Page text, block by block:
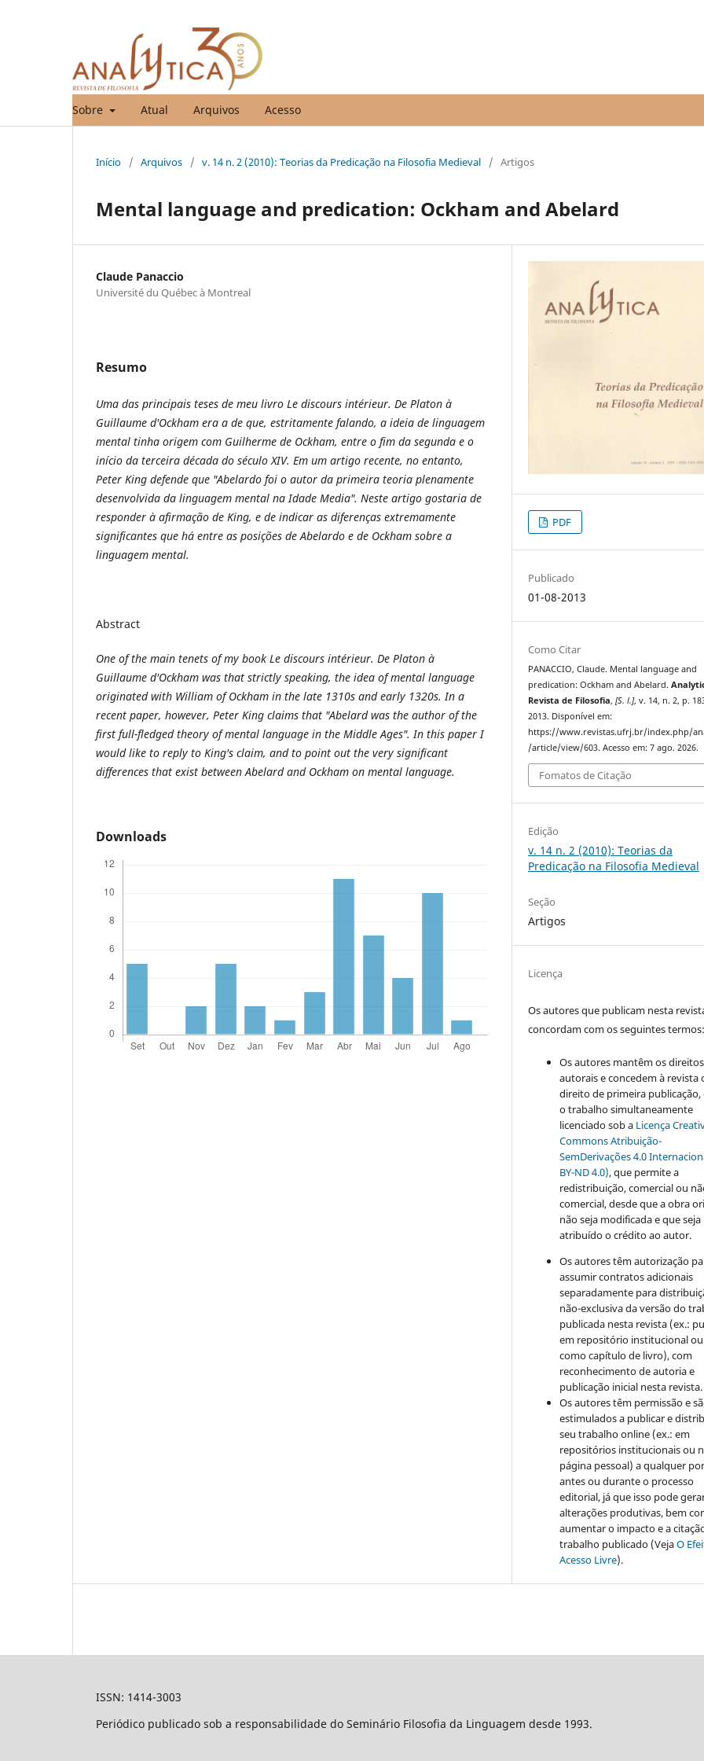
Sobre Atual Arquivos Acesso
Início / Arquivos / v. 14 n. 2 (2010): Teorias da Predicação na Filosofia Medieval / Artigos
Mental language and predication: Ockham and Abelard
Claude Panaccio
Université du Québec à Montreal
Resumo
Uma das principais teses de meu livro Le discours intérieur. De Platon à
Guillaume d'Ockham era a de que, estritamente falando, a ideia de linguagem
mental tinha origem com Guilherme de Ockham, entre o fim da segunda e o
início da terceira década do século XIV. Em um artigo recente, no entanto,
Peter King defende que "Abelardo foi o autor da primeira teoria plenamente
desenvolvida da linguagem mental na Idade Media". Neste artigo gostaria de
responder à afirmação de King, e de indicar as diferenças extremamente
significantes que há entre as posições de Abelardo e de Ockham sobre a
linguagem mental.
Abstract
One of the main tenets of my book Le discours intérieur. De Platon à
Guillaume d'Ockham was that strictly speaking, the idea of mental language
originated with William of Ockham in the late 1310s and early 1320s. In a
recent paper, however, Peter King claims that "Abelard was the author of the
first full-fledged theory of mental language in the Middle Ages". In this paper I
would like to reply to King's claim, and to point out the very significant
differences that exist between Abelard and Ockham on mental language.
Downloads
PDF
Publicado
01-08-2013
Como Citar
PANACCIO, Claude. Mental language and
predication: Ockham and Abelard.
Revista de Filosofia,[S. l.], v. 14, n. 2, p.
2013. Disponível em:
https://www.revistas.ufrj.br/index.php/
/article/view/603. Acesso em: 7 ago. 2026.
Fomatos de Citação
Edição
v. 14 n. 2 (2010): Teorias da
Predicação na Filosofia Medieval
Seção
Artigos
Licença
Os autores que publicam nesta
concordam com os seguintes termos:
Os autores mantêm os direitos
autorais e concedem à revista
direito de primeira publicação,
o trabalho simultaneamente
licenciado sob a Licença
Commons Atribuição-
SemDerivações 4.0
BY-ND 4.0), que permite a
redistribuição, comercial ou
comercial, desde que a obra
não seja modificada e que seja
atribuído o crédito ao autor.
Os autores têm autorização
assumir contratos adicionais
separadamente para
não-exclusiva da versão do
publicada nesta revista (ex.:
em repositório institucional ou
como capítulo de livro), com
reconhecimento de autoria e
publicação inicial nesta revista.
Os autores têm permissão e
estimulados a publicar e
seu trabalho online (ex.: em
repositórios institucionais ou
página pessoal) a qualquer
antes ou durante o processo
editorial, já que isso pode
alterações produtivas, bem
aumentar o impacto e a
trabalho publicado (VejaO
Acesso Livre).
ISSN: 1414-3003
Periódico publicado sob a responsabilidade do Seminário Filosofia da Linguagem desde 1993.